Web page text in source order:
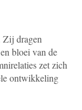
Zij dragen
bloei van de
zet zich
ontwikkeling